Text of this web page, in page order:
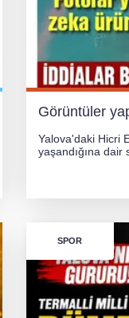
Görüntüler
Yalova'daki Hicri
yaşandığına dair
SPOR